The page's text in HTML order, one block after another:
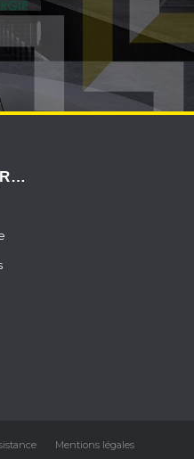
Mentions légales